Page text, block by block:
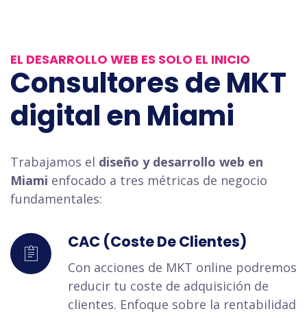
EL DESARROLLO WEB ES SOLO EL INICIO
Consultores de MKT
digital en Miami
Trabajamos el diseño y desarrollo web en
Miami enfocado a tres métricas de negocio
fundamentales:
CAC (Coste De Clientes)
Con acciones de MKT online podremos
reducir tu coste de adquisición de
clientes. Enfoque sobre la rentabilidad